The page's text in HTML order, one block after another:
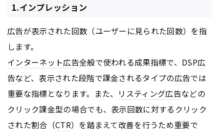
1.インプレッション
広告が表示された回数（ユーザーに見られた回数）を指
します。
インターネット広告全般で使われる成果指標で、DSP広
告など、表示された段階で課金されるタイプの広告では
重要な指標となります。また、 リスティング広告などの
クリック課金型の場合でも、表示回数に対するクリック
された割合（CTR）を踏まえて改善を行うため重要で